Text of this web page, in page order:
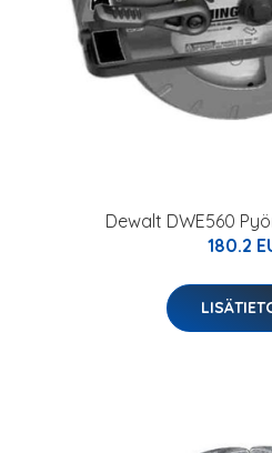
Dewalt DWE560
180.2